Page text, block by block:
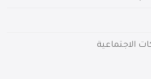
الاجتماعية